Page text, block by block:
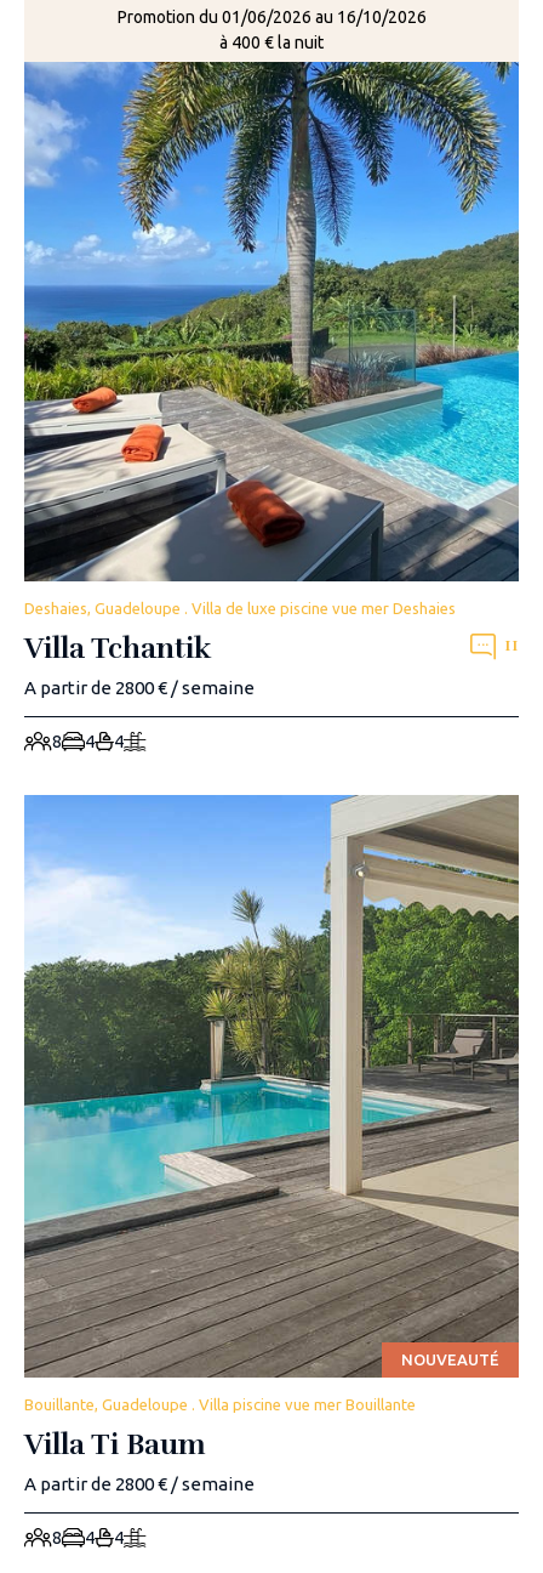
Promotion du 01/06/2026 au 16/10/2026
à 400 € la nuit
Deshaies, Guadeloupe . Villa de luxe piscine vue mer Deshaies
Villa Tchantik 11
A partir de 2800 € / semaine
8 4 4
NOUVEAUTÉ
Bouillante, Guadeloupe . Villa piscine vue mer Bouillante
Villa Ti Baum
A partir de 2800 € / semaine
8 4 4